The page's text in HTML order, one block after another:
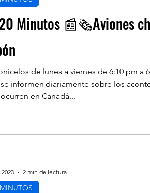
DE LA SEMANA
Minutos 📰🗞️Aviones
de lunes a viernes de 6:10 pm a
informen diariamente sobre los
en Canadá...
2 min de lectura